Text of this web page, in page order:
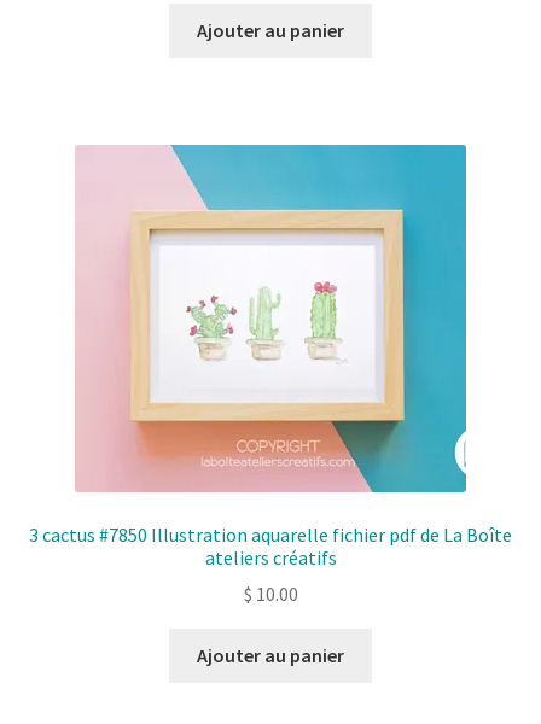
Ajouter au panier
3 cactus #7850 Illustration aquarelle fichier pdf de La Boîte
ateliers créatifs
$ 10.00
Ajouter au panier